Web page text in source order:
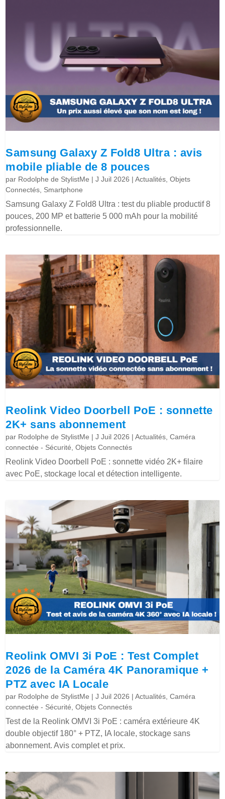
Samsung Galaxy Z Fold8 Ultra : avis
mobile pliable de 8 pouces
par Rodolphe de StylistMe |J Juil 2026 |Actualités,Objets
Connectés, Smartphone
Samsung Galaxy Z Fold8 Ultra : test du pliable productif 8
pouces, 200 MP et batterie 5 000 mAh pour la mobilité
professionnelle.
Reolink Video Doorbell PoE : sonnette
2K+ sans abonnement
par Rodolphe de StylistMe |J Juil 2026 |Actualités,Caméra
connectée - Sécurité,Objets Connectés
Reolink Video Doorbell PoE : sonnette vidéo 2K+ filaire
avec PoE, stockage local et détection intelligente.
Reolink OMVI 3i PoE : Test Complet
2026 de la Caméra 4K Panoramique +
PTZ avec IA Locale
par Rodolphe de StylistMe |J Juil 2026 |Actualités,Caméra
connectée - Sécurité,Objets Connectés
Test de la Reolink OMVI 3i PoE : caméra extérieure 4K
double objectif 180° + PTZ, IA locale, stockage sans
abonnement. Avis complet et prix.